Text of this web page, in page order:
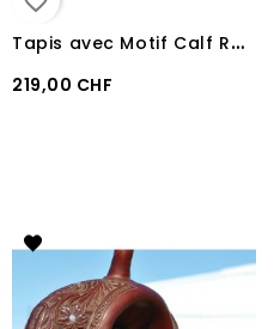
T
apis avec Motif Calf Roping
219,00 CHF